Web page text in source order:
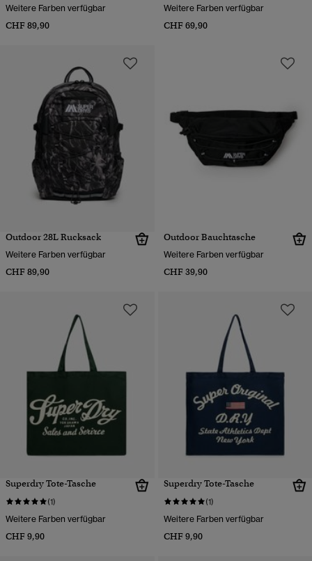
Weitere Farben verfügbar
CHF 89,90
Weitere Farben verfügbar
CHF 69,90
Outdoor 28L Rucksack
Weitere Farben verfügbar
CHF 89,90
Outdoor Bauchtasche
Weitere Farben verfügbar
CHF 39,90
Superdry Tote-Tasche
(1)
Weitere Farben verfügbar
CHF 9,90
Superdry Tote-Tasche
(1)
Weitere Farben verfügbar
CHF 9,90